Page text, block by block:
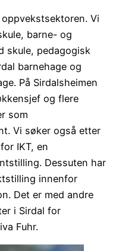
Vi
barne- og
skule, pedagogisk
barnehage og
På Sirdalsheimen
og flere
som
Vi søker også etter
IKT, en
Dessuten har
innenfor
Det er med andre
i Sirdal for
Fuhr.